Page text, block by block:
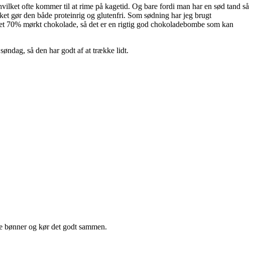
ofte kommer til at rime på kagetid. Og bare fordi man har en sød tand så
gør den både proteinrig og glutenfri. Som sødning har jeg brugt
70% mørkt chokolade, så det er en rigtig god chokoladebombe som kan
så den har godt af at trække lidt.
og kør det godt sammen.